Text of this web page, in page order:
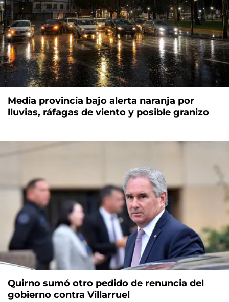
Media provincia bajo alerta naranja por
lluvias, ráfagas de viento y posible granizo
Quirno sumó otro pedido de renuncia del
gobierno contra Villarruel